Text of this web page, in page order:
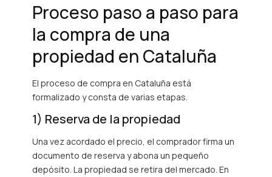
Proceso paso a paso para
la compra de una
propiedad en Cataluña
El proceso de compra en Cataluña está
formalizado y consta de varias etapas.
1) Reserva de la propiedad
Una vez acordado el precio, el comprador firma un
documento de reserva y abona un pequeño
depósito. La propiedad se retira del mercado. En